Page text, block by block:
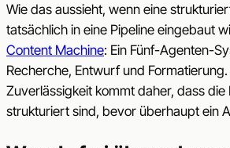
Wie das aussieht, wenn eine
tatsächlich in eine Pipeline eingebaut
Content Machine: Ein Fünf-Agenten-
Recherche, Entwurf und
Zuverlässigkeit kommt daher, dass die
strukturiert sind, bevor überhaupt ein